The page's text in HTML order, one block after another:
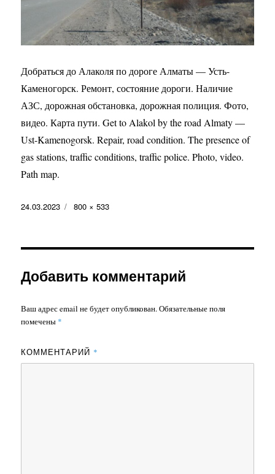
Добраться до Алаколя по дороге Алматы — Усть-
Каменогорск. Ремонт, состояние дороги. Наличие
АЗС, дорожная обстановка, дорожная полиция. Фото,
видео. Карта пути. Get to Alakol by the road Almaty —
Ust-Kamenogorsk. Repair, road condition. The presence of
gas stations, traffic conditions, traffic police. Photo, video.
Path map.
Опубликовано
24.03.2023
Полный
800 × 533
Добавить комментарий
Ваш адрес email не будет опубликован.Обязательные поля
помечены *
КОММЕНТАРИЙ *